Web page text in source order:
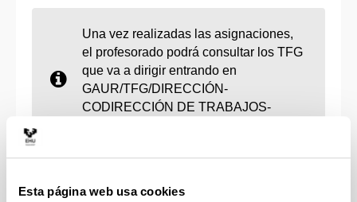
Esta página web usa cookies
Una vez realizadas las asignaciones,
el profesorado podrá consultar los TFG
que va a dirigir entrando en
GAUR/TFG/DIRECCIÓN-
CODIRECCIÓN DE TRABAJOS-